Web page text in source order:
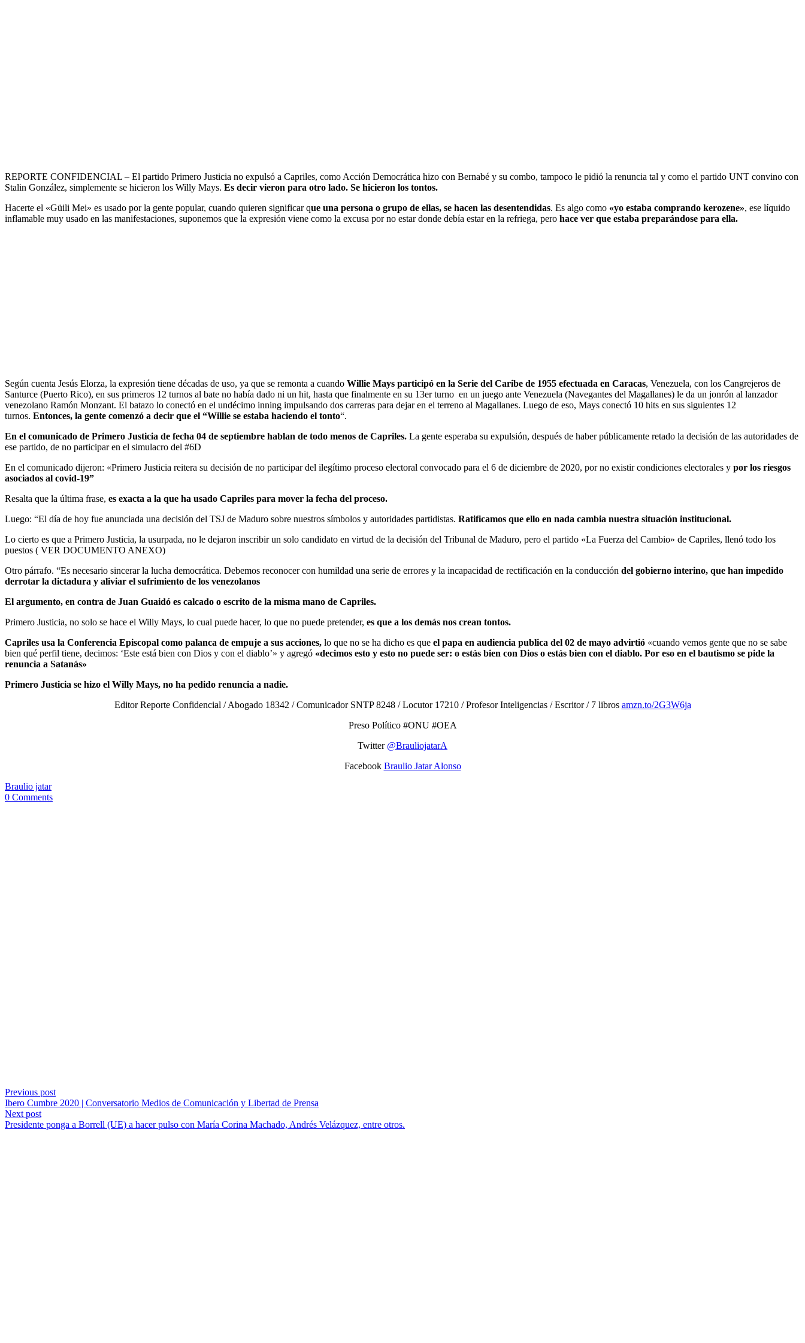
REPORTE CONFIDENCIAL – El partido Primero Justicia no expulsó a Capriles, como Acción Democrática hizo con Bernabé y su combo, tampoco le pidió la renuncia tal y como el partido UNT convino con
Stalin González, simplemente se hicieron los Willy Mays. Es decir vieron para otro lado. Se hicieron los tontos.
Hacerte el «Güili Mei» es usado por la gente popular, cuando quieren significar que una persona o grupo de ellas, se hacen las desentendidas. Es algo como «yo estaba comprando kerozene», ese líquido
inflamable muy usado en las manifestaciones, suponemos que la expresión viene como la excusa por no estar donde debía estar en la refriega, pero hace ver que estaba preparándose para ella.
Según cuenta Jesús Elorza, la expresión tiene décadas de uso, ya que se remonta a cuando Willie Mays participó en la Serie del Caribe de 1955 efectuada en Caracas, Venezuela, con los Cangrejeros de
Santurce (Puerto Rico), en sus primeros 12 turnos al bate no había dado ni un hit, hasta que finalmente en su 13er turno en un juego ante Venezuela (Navegantes del Magallanes) le da un jonrón al lanzador
venezolano Ramón Monzant. El batazo lo conectó en el undécimo inning impulsando dos carreras para dejar en el terreno al Magallanes. Luego de eso, Mays conectó 10 hits en sus siguientes 12
turnos. Entonces, la gente comenzó a decir que el “Willie se estaba haciendo el tonto“.
En el comunicado de Primero Justicia de fecha 04 de septiembre hablan de todo menos de Capriles. La gente esperaba su expulsión, después de haber públicamente retado la decisión de las autoridades de
ese partido, de no participar en el simulacro del #6D
En el comunicado dijeron: «Primero Justicia reitera su decisión de no participar del ilegítimo proceso electoral convocado para el 6 de diciembre de 2020, por no existir condiciones electorales y por los riesgos
asociados al covid-19”
Resalta que la última frase, es exacta a la que ha usado Capriles para mover la fecha del proceso.
Luego: “El día de hoy fue anunciada una decisión del TSJ de Maduro sobre nuestros símbolos y autoridades partidistas. Ratificamos que ello en nada cambia nuestra situación institucional.
Lo cierto es que a Primero Justicia, la usurpada, no le dejaron inscribir un solo candidato en virtud de la decisión del Tribunal de Maduro, pero el partido «La Fuerza del Cambio» de Capriles, llenó todo los
puestos ( VER DOCUMENTO ANEXO)
Otro párrafo. “Es necesario sincerar la lucha democrática. Debemos reconocer con humildad una serie de errores y la incapacidad de rectificación en la conducción del gobierno interino, que han impedido
derrotar la dictadura y aliviar el sufrimiento de los venezolanos
El argumento, en contra de Juan Guaidó es calcado o escrito de la misma mano de Capriles.
Primero Justicia, no solo se hace el Willy Mays, lo cual puede hacer, lo que no puede pretender, es que a los demás nos crean tontos.
Capriles usa la Conferencia Episcopal como palanca de empuje a sus acciones, lo que no se ha dicho es que el papa en audiencia publica del 02 de mayo advirtió «cuando vemos gente que no se sabe
bien qué perfil tiene, decimos: ‘Este está bien con Dios y con el diablo’» y agregó «decimos esto y esto no puede ser: o estás bien con Dios o estás bien con el diablo. Por eso en el bautismo se pide la
renuncia a Satanás»
Primero Justicia se hizo el Willy Mays, no ha pedido renuncia a nadie.
Editor Reporte Confidencial / Abogado 18342 / Comunicador SNTP 8248 / Locutor 17210 / Profesor Inteligencias / Escritor / 7 libros amzn.to/2G3W6ja
Preso Político #ONU #OEA
Twitter @BrauliojatarA
Facebook Braulio Jatar Alonso
Braulio jatar
0 Comments
Previous post
Ibero Cumbre 2020 | Conversatorio Medios de Comunicación y Libertad de Prensa
Next post
Presidente ponga a Borrell (UE) a hacer pulso con María Corina Machado, Andrés Velázquez, entre otros.